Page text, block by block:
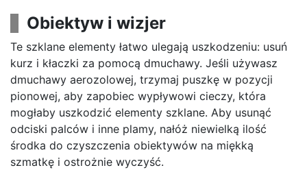
Obiektyw i wizjer
Te szklane elementy łatwo ulegają uszkodzeniu: usuń
kurz i kłaczki za pomocą dmuchawy. Jeśli używasz
dmuchawy aerozolowej, trzymaj puszkę w pozycji
pionowej, aby zapobiec wypływowi cieczy, która
mogłaby uszkodzić elementy szklane. Aby usunąć
odciski palców i inne plamy, nałóż niewielką ilość
środka do czyszczenia obiektywów na miękką
szmatkę i ostrożnie wyczyść.